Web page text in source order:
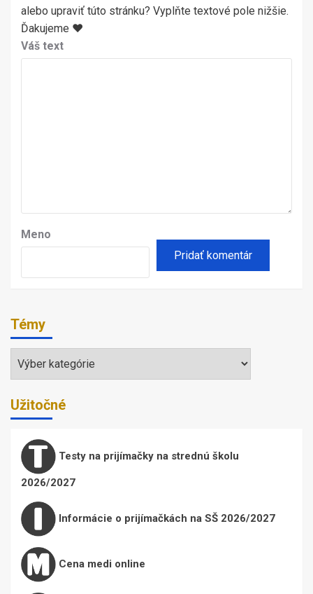
alebo upraviť túto stránku? Vyplňte textové pole nižšie.
Ďakujeme ♥
Váš text
Meno
Témy
Témy
Užitočné
Testy na prijímačky na strednú školu
2026/2027
Informácie o prijímačkách na SŠ 2026/2027
Cena medi online